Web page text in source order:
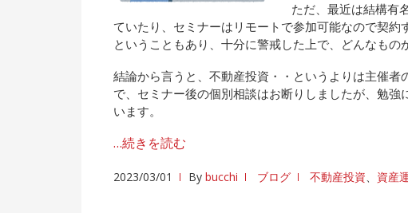
ただ、最近は結構有
ていたり、セミナーはリモートで参加可能なので契
ということもあり、十分に警戒した上で、どんなもの
結論から言うと、不動産投資・・というよりは主催
で、セミナー後の個別相談はお断りしましたが、勉
います。
…続きを読む
2023/03/01 By bucchi ブログ 不動産投資、 資産